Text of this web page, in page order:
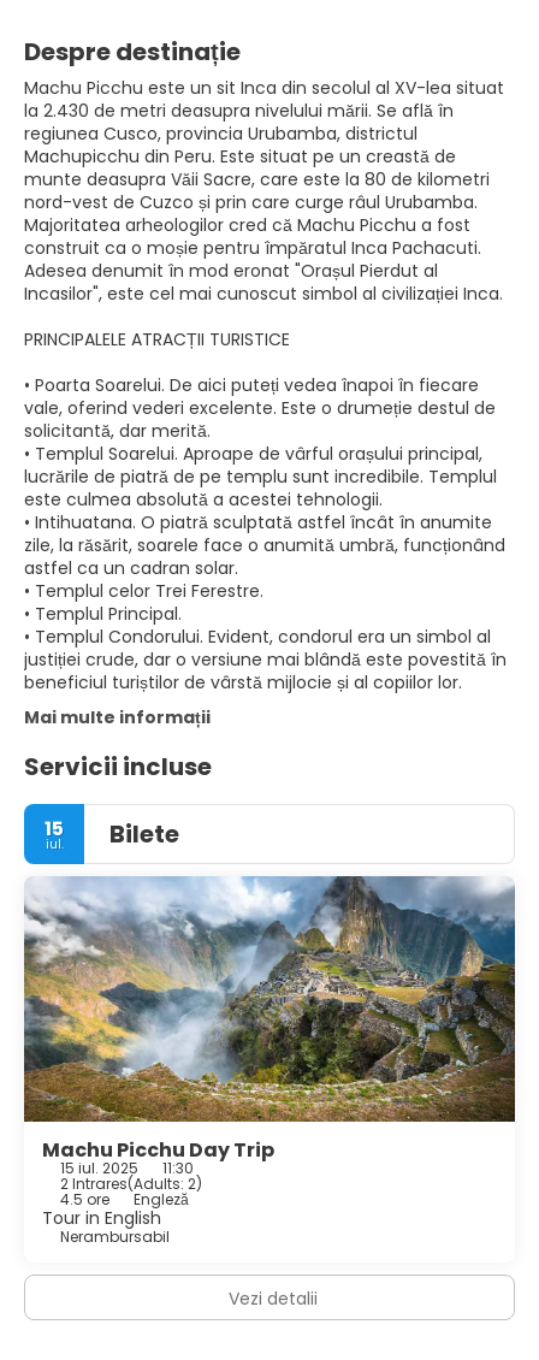
Despre destinație
Machu Picchu este un sit Inca din secolul al XV-lea situat
la 2.430 de metri deasupra nivelului mării. Se află în
regiunea Cusco, provincia Urubamba, districtul
Machupicchu din Peru. Este situat pe un creastă de
munte deasupra Văii Sacre, care este la 80 de kilometri
nord-vest de Cuzco și prin care curge râul Urubamba.
Majoritatea arheologilor cred că Machu Picchu a fost
construit ca o moșie pentru împăratul Inca Pachacuti.
Adesea denumit în mod eronat "Orașul Pierdut al
Incasilor", este cel mai cunoscut simbol al civilizației Inca.
PRINCIPALELE ATRACȚII TURISTICE
• Poarta Soarelui. De aici puteți vedea înapoi în fiecare
vale, oferind vederi excelente. Este o drumeție destul de
solicitantă, dar merită.
• Templul Soarelui. Aproape de vârful orașului principal,
lucrările de piatră de pe templu sunt incredibile. Templul
este culmea absolută a acestei tehnologii.
• Intihuatana. O piatră sculptată astfel încât în anumite
zile, la răsărit, soarele face o anumită umbră, funcționând
astfel ca un cadran solar.
• Templul celor Trei Ferestre.
• Templul Principal.
• Templul Condorului. Evident, condorul era un simbol al
justiției crude, dar o versiune mai blândă este povestită în
beneficiul turiștilor de vârstă mijlocie și al copiilor lor.
Mai multe informații
Servicii incluse
15
iul. Bilete
Machu Picchu Day Trip
15 iul. 2025 11:30
2 Intrares(Adults: 2)
4.5 ore Engleză
Tour in English
Nerambursabil
Vezi detalii